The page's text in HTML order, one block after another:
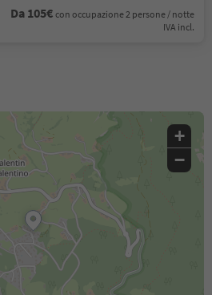
Da 105€ con occupazione 2 persone / notte
IVA incl.
+
−